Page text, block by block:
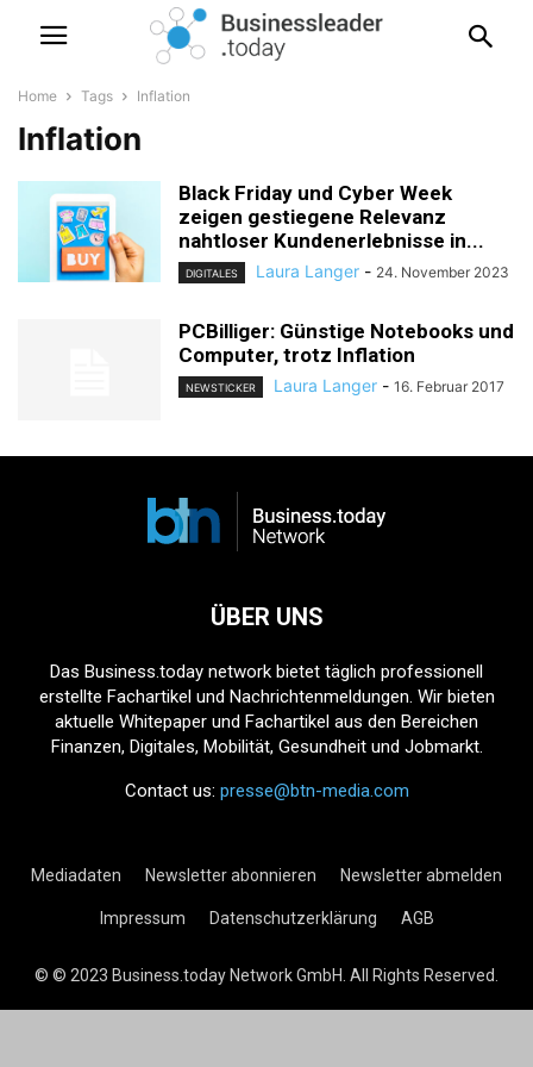
Home Tags Inflation
Inflation
Black Friday und Cyber Week
zeigen gestiegene Relevanz
nahtloser Kundenerlebnisse in...
DIGITALES Laura Langer - 24. November 2023
PCBilliger: Günstige Notebooks und
Computer, trotz Inflation
NEWSTICKER Laura Langer - 16. Februar 2017
ÜBER UNS
Das Business.today network bietet täglich professionell
erstellte Fachartikel und Nachrichtenmeldungen. Wir bieten
aktuelle Whitepaper und Fachartikel aus den Bereichen
Finanzen, Digitales, Mobilität, Gesundheit und Jobmarkt.
Contact us: presse@btn-media.com
Mediadaten Newsletter abonnieren Newsletter abmelden
Impressum Datenschutzerklärung AGB
© © 2023 Business.today Network GmbH. All Rights Reserved.